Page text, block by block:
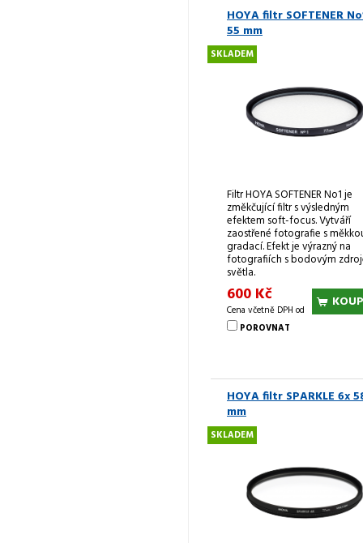
HOYA filtr SOFTENER
55 mm
SKLADEM
Filtr HOYA SOFTENER No1 je
změkčující filtr s výsledným
efektem soft-focus. Vytváří
zaostřené fotografie s
gradací. Efekt je výrazný na
fotografiích s bodovým
světla.
600 Kč
Cena včetně DPH od
POROVNAT
HOYA filtr SPARKLE 6x
mm
SKLADEM